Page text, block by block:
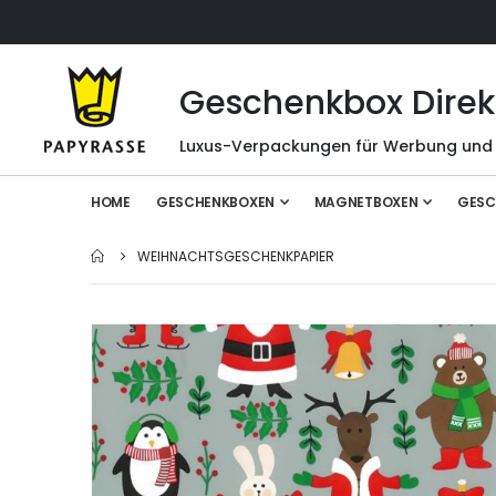
Geschenkbox
Luxus-Verpackungen für Werbung und
HOME GESCHENKBOXEN MAGNETBOXEN
WEIHNACHTSGESCHENKPAPIER
Zum
Ende
der
Bildgalerie
springen